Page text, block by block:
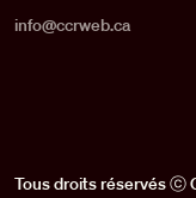
info@ccrweb.ca
Tous droits réservés ⓒ